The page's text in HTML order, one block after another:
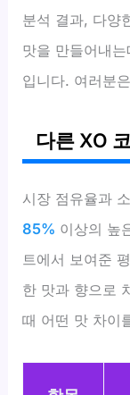
분석 결과, 다양
맛을 만들어내
입니다. 여러분
다른 XO
시장 점유율과
85% 이상의 높
트에서 보여준
한 맛과 향으로
때 어떤 맛 차이